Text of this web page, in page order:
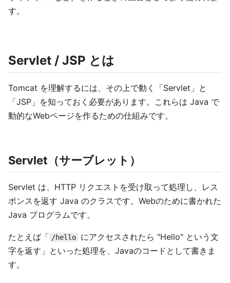
す。
Servlet / JSP とは
Tomcat を理解するには、その上で動く「Servlet」と
「JSP」を知っておく必要があります。これらは Java で
動的なWebページを作るための仕組みです。
Servlet（サーブレット）
Servlet は、HTTP リクエストを受け取って処理し、レス
ポンスを返す Java のクラスです。Webのために書かれた
Java プログラムです。
たとえば「 /hello
にアクセスされたら "Hello" という文
字を返す」といった処理を、Javaのコードとして書きま
す。